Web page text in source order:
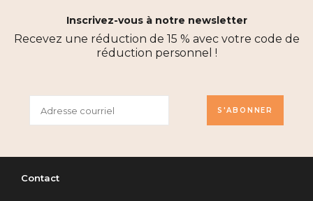
Inscrivez-vous à notre newsletter
Recevez une réduction de 15 % avec votre code de
réduction personnel !
S'ABONNER
Contact